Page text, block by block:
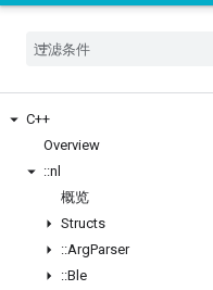
C++
Overview
::nl
概览
Structs
::ArgParser
::Ble